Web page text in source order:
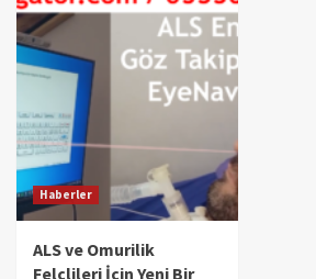
Haberler
ALS ve Omurilik
Felçlileri İçin Yeni Bir